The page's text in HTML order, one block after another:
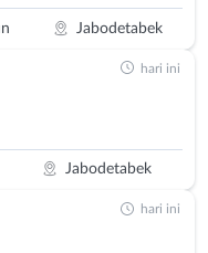
Jabodetabek
Jabodetabek
hari ini
hari ini